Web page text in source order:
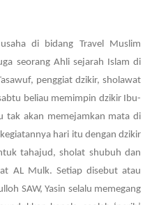
di bidang Travel Muslim
seorang Ahli sejarah Islam di
penggiat dzikir, sholawat
beliau memimpin dzikir Ibu-
tak akan memejamkan mata di
hari itu dengan dzikir
tahajud, sholat shubuh dan
AL Mulk. Setiap disebut atau
SAW, Yasin selalu memegang